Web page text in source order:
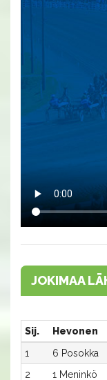
JOKIMAA
Sij. Hevonen
1
6 Posokka
2
1 Meninkö